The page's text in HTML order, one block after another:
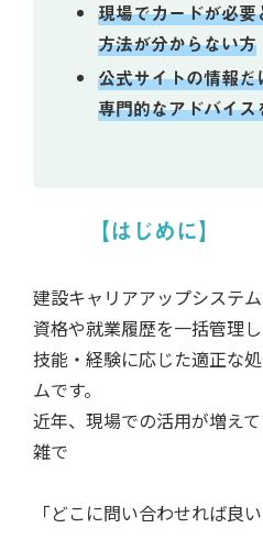
現場でカードが必
方法が分からない方
公式サイトの情報
専門的なアドバイ
【はじめに】
建設キャリアアップシステ
資格や就業履歴を一括管理し
技能・経験に応じた適正な
ムです。
近年、現場での活用が増え
雑で
「どこに問い合わせれば良